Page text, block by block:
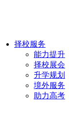
择校服务
能力提升
择校展会
升学规划
境外服务
助力高考